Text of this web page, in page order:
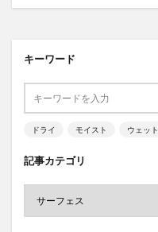
キーワード
ドライ モイスト ウェット
記事カテゴリ